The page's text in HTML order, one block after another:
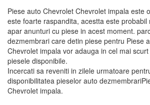
Piese auto Chevrolet Chevrolet impala este
este foarte raspandita, acestta este probabil
apar anunturi cu piese in acest moment.
dezmembrari care detin piese pentru Piese
Chevrolet impala vor adauga in cel mai
piesele disponibile.
Incercati sa reveniti in zilele urmatoare
disponibilitatea pieselor auto
Chevrolet impala.